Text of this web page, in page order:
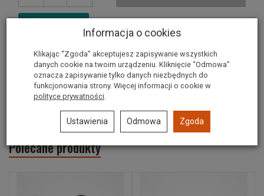
Koło wentylatora
nr kat. 229
Polecane produkty
Informacja o cookies
Klikając “Zgoda” akceptujesz zapisywanie wszystkich
danych cookie na twoim urządzeniu. Kliknięcie “Odmowa”
oznacza zapisywanie tylko danych niezbędnych do
funkcjonowania strony. Więcej informacji o cookie w
polityce prywatności
Ustawienia Odmowa Zgoda